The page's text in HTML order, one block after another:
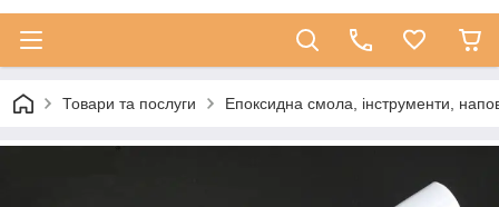
Товари та послуги Епоксидна смола, інструменти,